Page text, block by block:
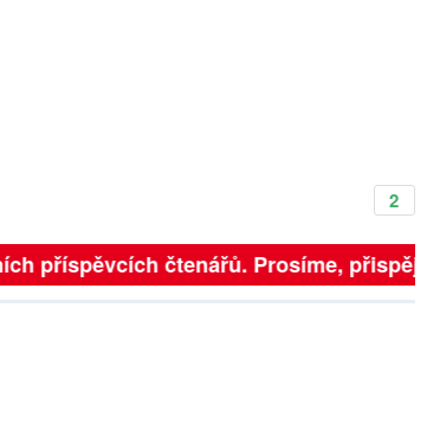
2
příspěvcích čtenářů. Prosíme, přispějte. ➥